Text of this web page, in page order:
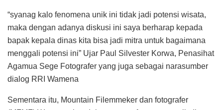
“syanag kalo fenomena unik ini tidak jadi potensi wisata,
maka dengan adanya diskusi ini saya berharap kepada
bapak kepala dinas kita bisa jadi mitra untuk bagaimana
menggali potensi ini” Ujar Paul Silvester Korwa, Penasihat
Agamua Sege Fotografer yang juga sebagai narasumber
dialog RRI Wamena
Sementara itu, Mountain Filemmeker dan fotografer